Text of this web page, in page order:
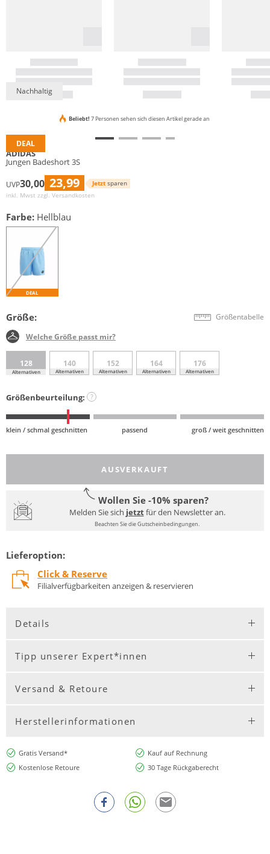
DEAL
Nachhaltig
Beliebt! 7 Personen sehen sich diesen Artikel gerade an
ADIDAS
Jungen Badeshort 3S
UVP30,00 23,99 Jetzt sparen
inkl. Mwst zzgl. Versandkosten
Farbe: Hellblau
DEAL
Größe: Größentabelle
Welche Größe passt mir?
128
Alternativen
140
Alternativen
152
Alternativen
164
Alternativen
176
Alternativen
Größenbeurteilung: ?
klein / schmal geschnitten passend groß / weit geschnitten
AUSVERKAUFT
Wollen Sie -10% sparen?
Melden Sie sich jetztfür den Newsletter an.
Beachten Sie die Gutscheinbedingungen.
Lieferoption:
Click & Reserve
Filialverfügbarkeiten anzeigen & reservieren
Details
Tipp unserer Expert*innen
Versand & Retoure
Herstellerinformationen
Gratis Versand*
Kauf auf Rechnung
Kostenlose Retoure
30 Tage Rückgaberecht